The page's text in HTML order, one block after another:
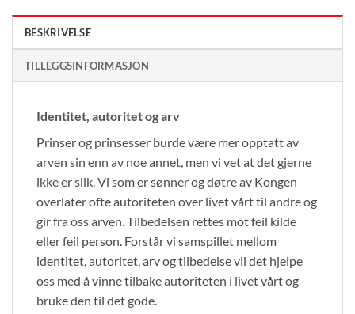
BESKRIVELSE
TILLEGGSINFORMASJON
Identitet, autoritet og arv
Prinser og prinsesser burde være mer opptatt av
arven sin enn av noe annet, men vi vet at det gjerne
ikke er slik. Vi som er sønner og døtre av Kongen
overlater ofte autoriteten over livet vårt til andre og
gir fra oss arven. Tilbedelsen rettes mot feil kilde
eller feil person. Forstår vi samspillet mellom
identitet, autoritet, arv og tilbedelse vil det hjelpe
oss med å vinne tilbake autoriteten i livet vårt og
bruke den til det gode.